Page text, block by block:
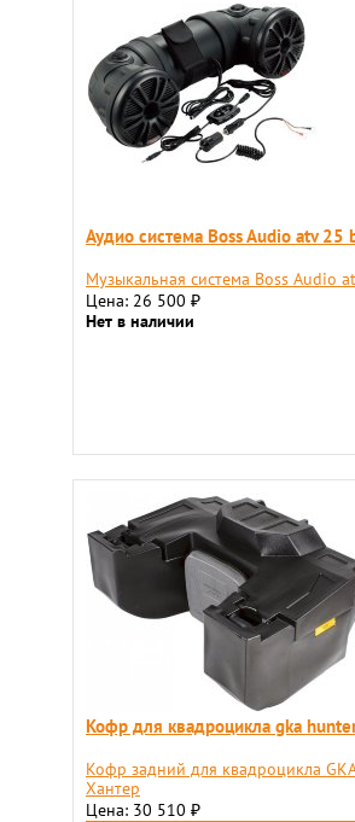
Аудио система Boss Audio atv 25
Музыкальная система Boss Audio
Цена: 26 500 ₽
Нет в наличии
Кофр для квадроцикла gka
Кофр задний для квадроцикла
Хантер
Цена: 30 510 ₽